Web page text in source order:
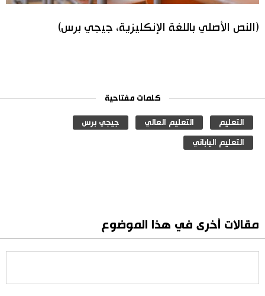
(النص الأصلي باللغة الإنكليزية، جيجي برس)
كلمات مفتاحية
التعليم التعليم العالي جيجي برس
التعليم الياباني
مقالات أخرى في هذا الموضوع